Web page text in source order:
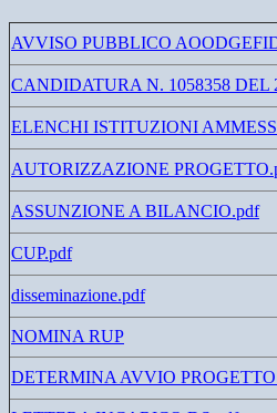
AVVISO PUBBLICO
CANDIDATURA N. 1058358 DEL
ELENCHI ISTITUZIONI
AUTORIZZAZIONE
ASSUNZIONE A BILANCIO.pdf
CUP.pdf
disseminazione.pdf
NOMINA RUP
DETERMINA AVVIO PROGETTO